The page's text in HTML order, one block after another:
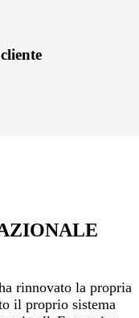
rinnovato la propria
il proprio sistema